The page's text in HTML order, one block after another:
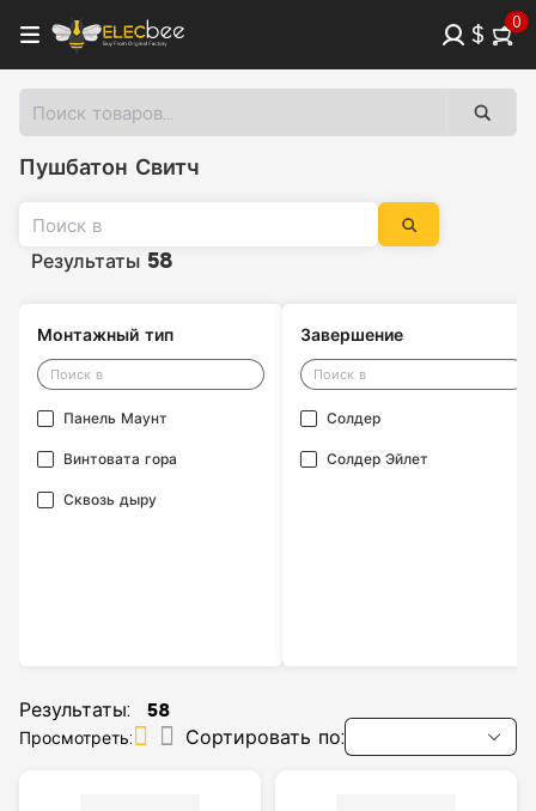
$ 0
Пушбатон Свитч
Результаты 58
Монтажный тип
Панель Маунт
Винтовата гора
Сквозь дыру
Завершение
Солдер
Солдер Эйлет
Результаты:
58
Просмотреть:
Сортировать по: